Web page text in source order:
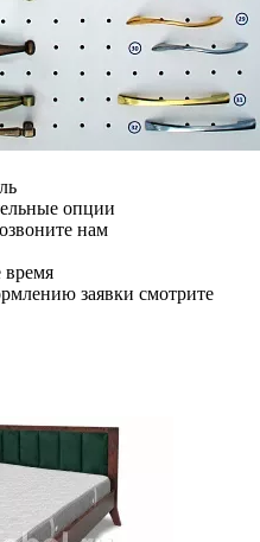
опции
нам
время
заявки смотрите